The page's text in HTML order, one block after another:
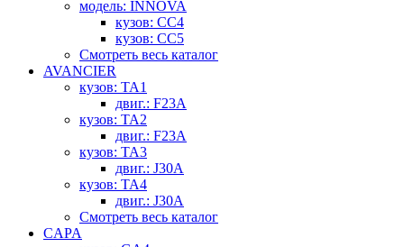
модель: INNOVA
кузов: CC4
кузов: CC5
Смотреть весь каталог
AVANCIER
кузов: TA1
двиг.: F23A
кузов: TA2
двиг.: F23A
кузов: TA3
двиг.: J30A
кузов: TA4
двиг.: J30A
Смотреть весь каталог
CAPA